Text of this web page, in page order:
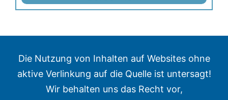
Die Nutzung von Inhalten auf Websites ohne
aktive Verlinkung auf die Quelle ist untersagt!
Wir behalten uns das Recht vor,